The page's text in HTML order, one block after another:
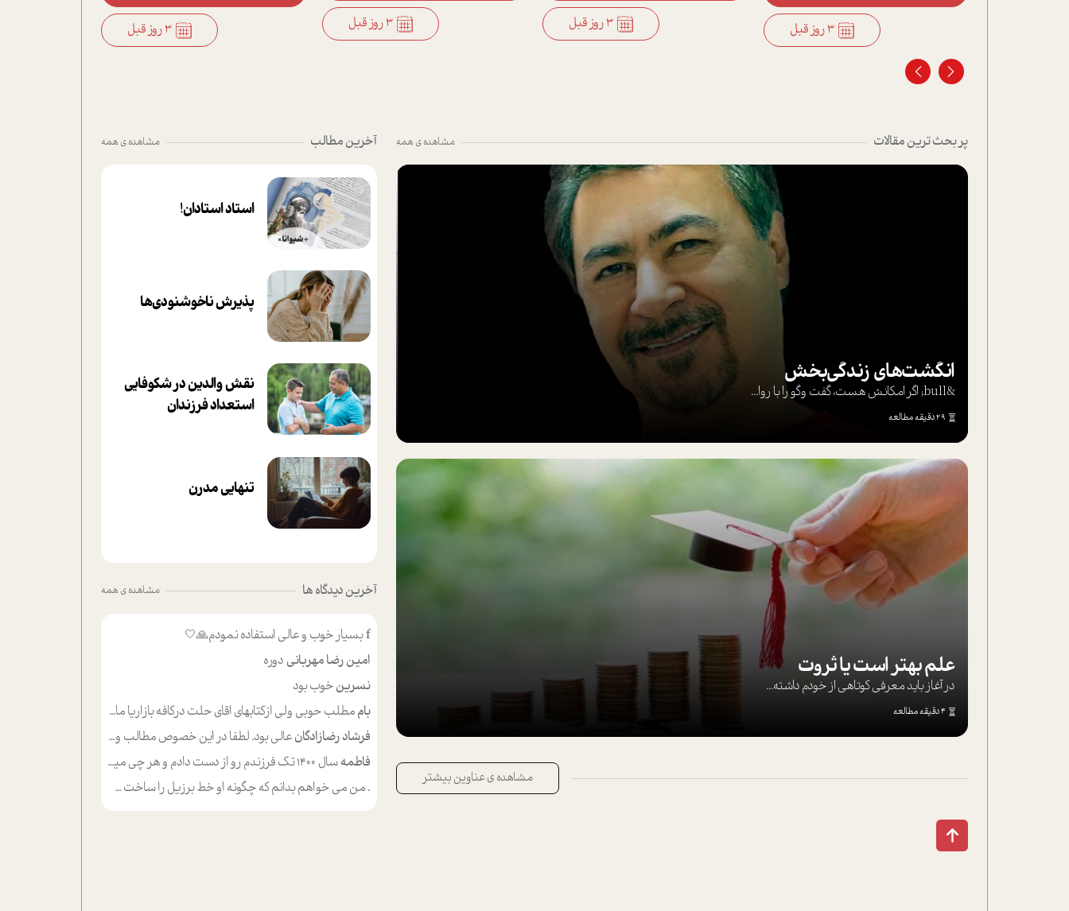
3 روز قبل 3 روز قبل 3 روز قبل 3 روز قبل
پر بحث ترین مقالات مشاهده ی همه
انگشت‌های‌ زندگی‌بخش
&bull; اگر امکانش هست، گفت وگو را با روا...
29 دقیقه مطالعه
علم بهتر است یا ثروت
در آغاز باید معرفی کوتاهی از خودم داشته...
4 دقیقه مطالعه
مشاهده ی عناوین بیشتر
آخرین مطالب مشاهده ی همه
استاد استادان!
پذیرش ناخوشنودی‌ها
نقش والدین در شکوفا‌یی
ا‌ستعداد فرزندان‌
تنهایی مدرن
آخرین دیدگاه ها مشاهده ی همه
fبسیار خوب و عالی استفاده نمودم🙏🤍
امین رضا مهربانی دوره
نسرینخوب بود
باممطلب حوبی ولی ازکتابهای اقای حلت درکافه بازاریا مایکت میزاشتن رایگان خوب بود ولی هرکدام خلاصه شده ش تومجله از طریق سایت هم خوبه اینکه درزیر اخرصفحه گذاشته شده خب ادم خبره میره نصب میکنه میخونه ولی هرکسی گوشیش ظرفیتش نداره باتشکر
فرشاد رضازادگانعالی بود. لطفا در این خصوص مطالب و مثال های بیشتر ی ارایه دهید
فاطمهسال ۱۴۰۰ تک فرزندم رو از دست دادم و هر چی میگذره حالم بدتر میشه و دلتنگتر تنایی رو ترجیح دادم و معاشرت برام سخت شده
.من می خواهم بدانم که چگونه او خط برزیل را ساخت چگونه با چه چیز هایی